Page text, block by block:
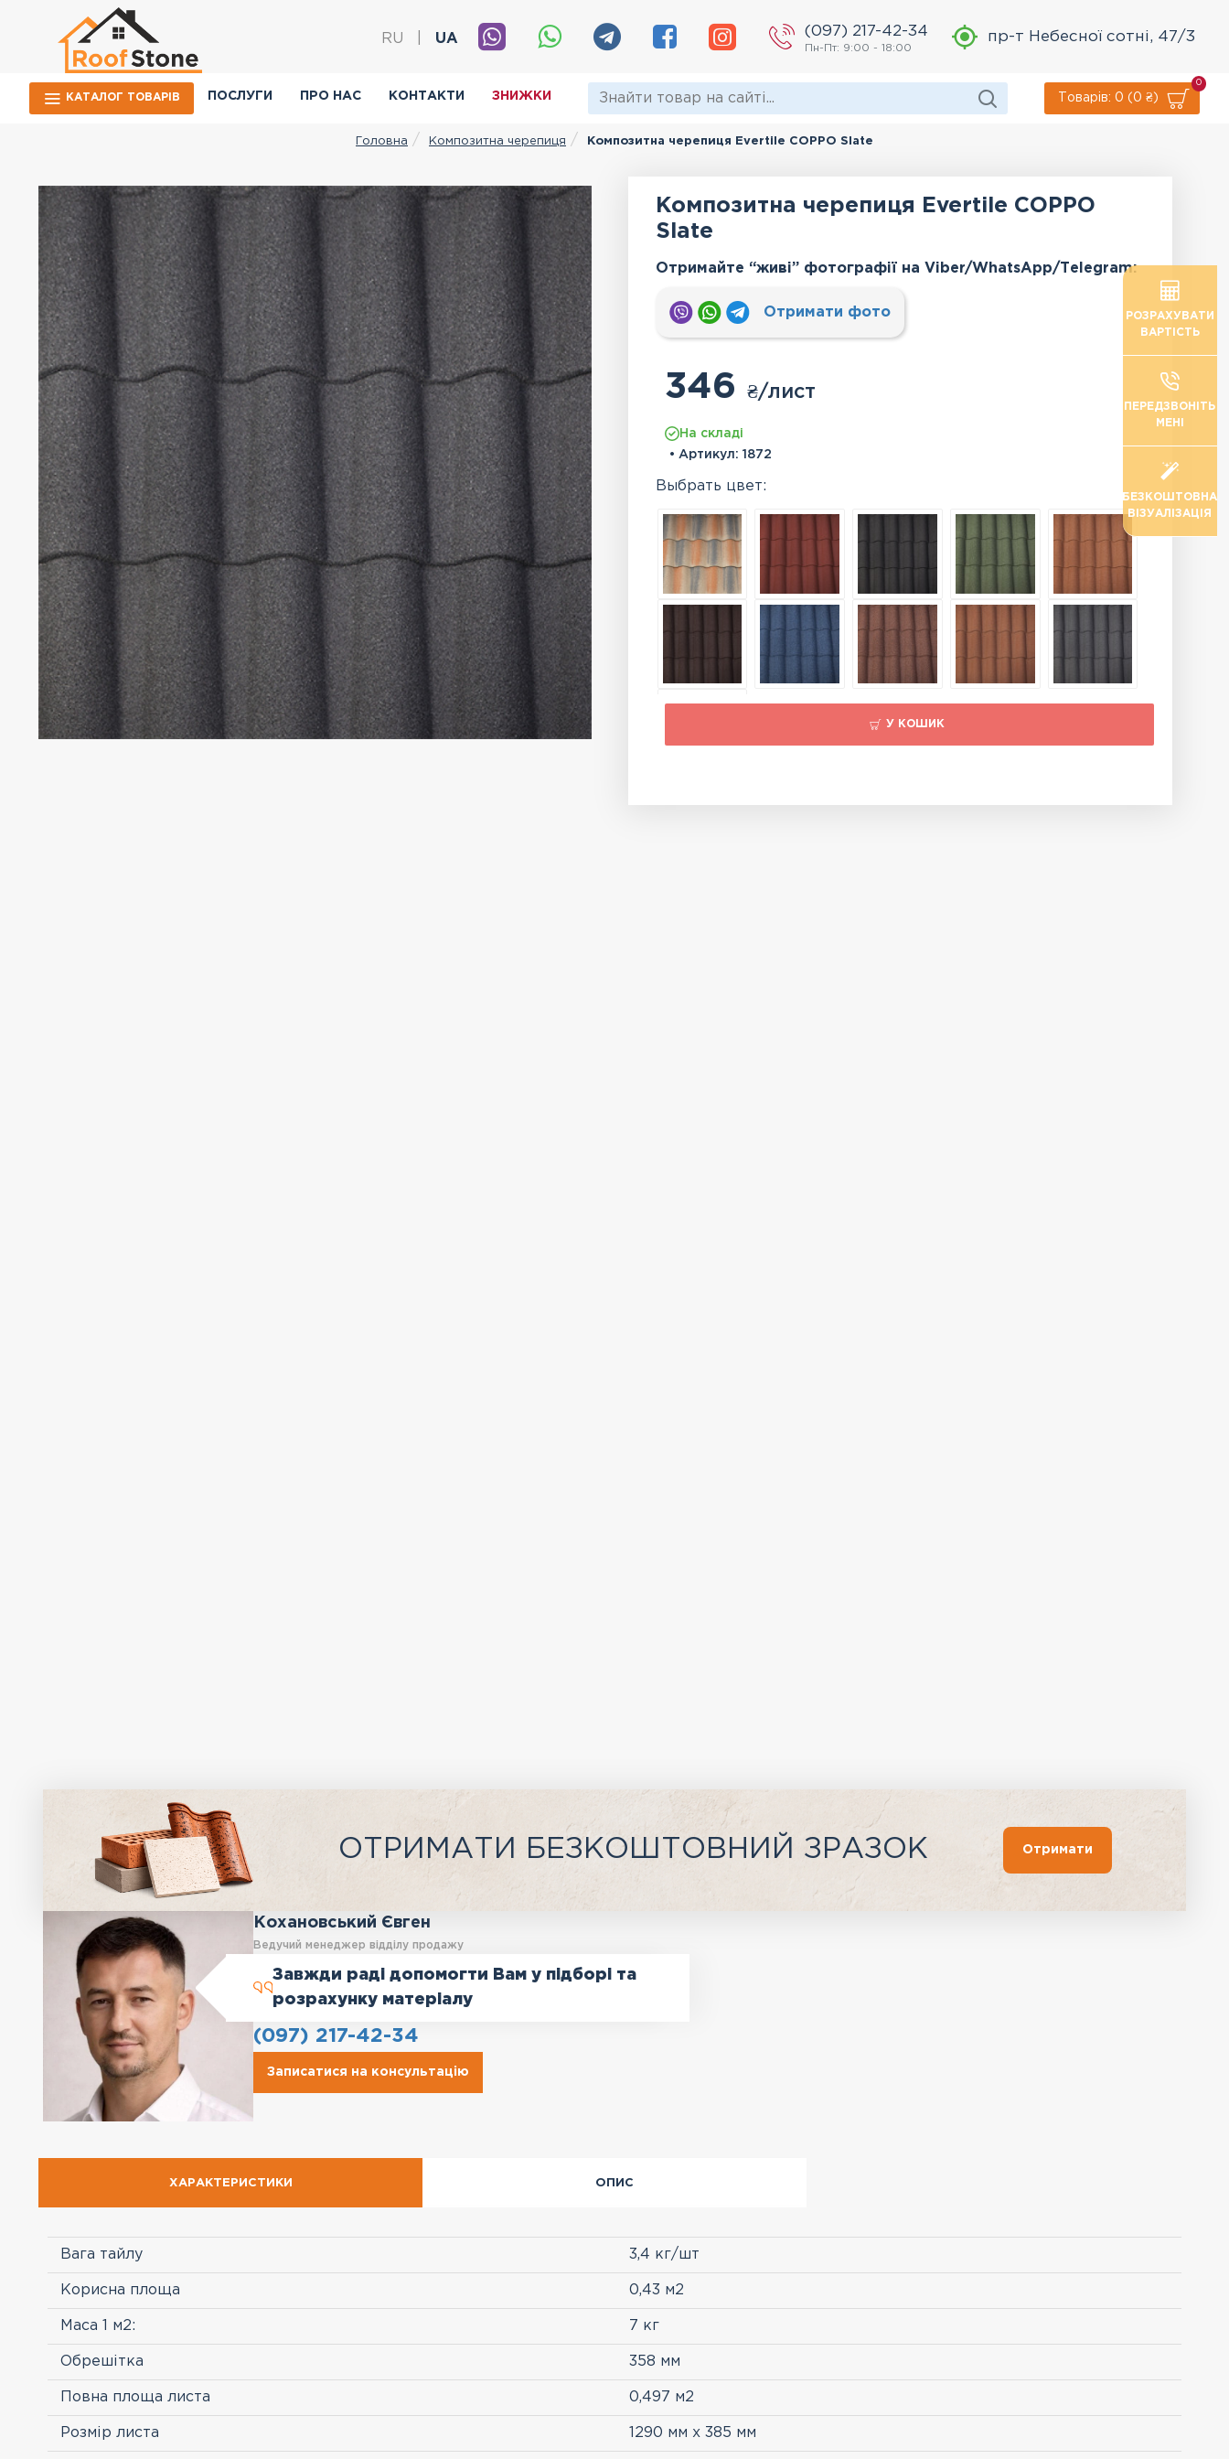
RU UA
(097) 217-42-34
Пн-Пт: 9:00 - 18:00
пр-т Небесної сотні, 47/3
КАТАЛОГ ТОВАРIВ ПОСЛУГИ ПРО НАС КОНТАКТИ ЗНИЖКИ Товарів: 0 (0 ₴)
0
Головна Композитна черепиця Композитна черепиця Evertile COPPO Slate
Композитна черепиця Evertile COPPO
Slate
Отримайте “живі” фотографії на Viber/WhatsApp/Тelegram:
Отримати фото
346 ₴/лист
На складі
• Артикул: 1872
Выбрать цвет:
У КОШИК
ОТРИМАТИ БЕЗКОШТОВНИЙ ЗРАЗОК Отримати
Кохановський Євген
Ведучий менеджер відділу продажу
Завжди раді допомогти Вам у підборі та
розрахунку матеріалу
(097) 217-42-34
Записатися на консультацію
ХАРАКТЕРИСТИКИ ОПИС
Вага тайлу 3,4 кг/шт
Корисна площа 0,43 м2
Маса 1 м2: 7 кг
Обрешітка 358 мм
Повна площа листа 0,497 м2
Розмір листа 1290 мм x 385 мм
РОЗРАХУВАТИ
ВАРТІСТЬ
ПЕРЕДЗВОНІТЬ
МЕНІ
БЕЗКОШТОВНА
ВІЗУАЛІЗАЦІЯ